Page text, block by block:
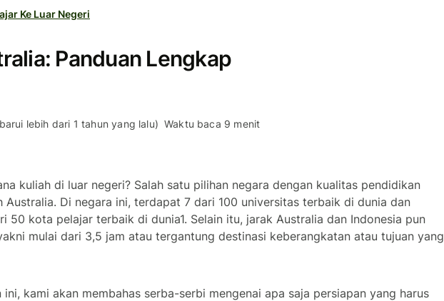
Ke Luar Negeri
Panduan Lengkap
lebih dari 1 tahun yang lalu) Waktu baca 9 menit
kuliah di luar negeri? Salah satu pilihan negara dengan kualitas pendidikan
Australia. Di negara ini, terdapat 7 dari 100 universitas terbaik di dunia dan
50 kota pelajar terbaik di dunia1. Selain itu, jarak Australia dan Indonesia pun
mulai dari 3,5 jam atau tergantung destinasi keberangkatan atau tujuan yang
ini, kami akan membahas serba-serbi mengenai apa saja persiapan yang harus